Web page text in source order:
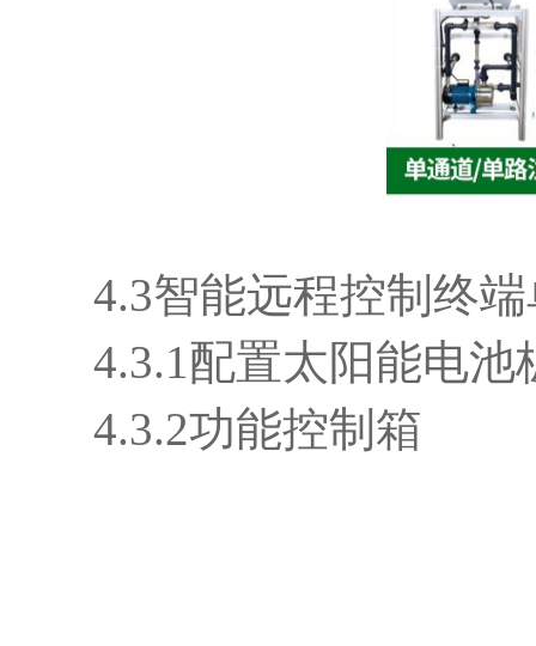
4.3智能远程控制终端
4.3.1配置太阳能电池
4.3.2功能控制箱